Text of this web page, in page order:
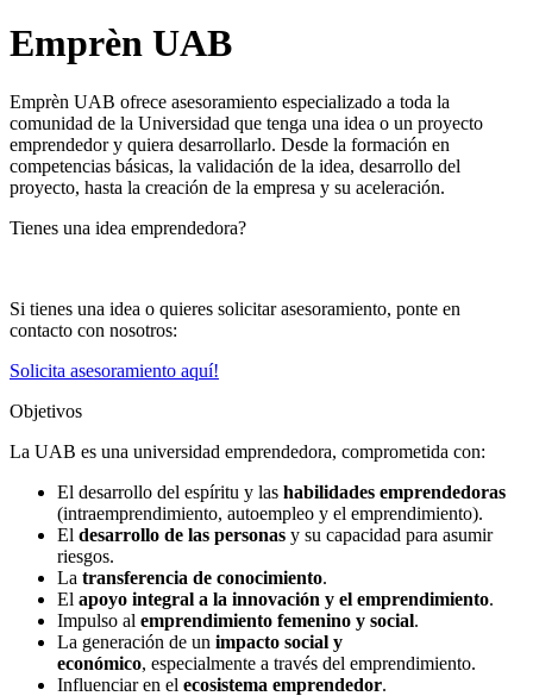
Emprèn UAB
Emprèn UAB ofrece asesoramiento especializado a toda la
comunidad de la Universidad que tenga una idea o un proyecto
emprendedor y quiera desarrollarlo. Desde la formación en
competencias básicas, la validación de la idea, desarrollo del
proyecto, hasta la creación de la empresa y su aceleración.
Tienes una idea emprendedora?
Si tienes una idea o quieres solicitar asesoramiento, ponte en
contacto con nosotros:
Solicita asesoramiento aquí!
Objetivos
La UAB es una universidad emprendedora, comprometida con:
El desarrollo del espíritu y las habilidades emprendedoras
(intraemprendimiento, autoempleo y el emprendimiento).
El desarrollo de las personas y su capacidad para asumir
riesgos.
La transferencia de conocimiento.
El apoyo integral a la innovación y el emprendimiento.
Impulso al emprendimiento femenino y social.
La generación de un impacto social y
económico, especialmente a través del emprendimiento.
Influenciar en el ecosistema emprendedor.